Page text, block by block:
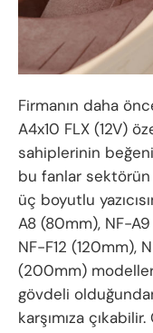
Firmanın daha
A4x10 FLX (12V)
sahiplerinin
bu fanlar sektörün
üç boyutlu
A8 (80mm), NF-
NF-F12 (120mm),
(200mm)
gövdeli
karşımıza